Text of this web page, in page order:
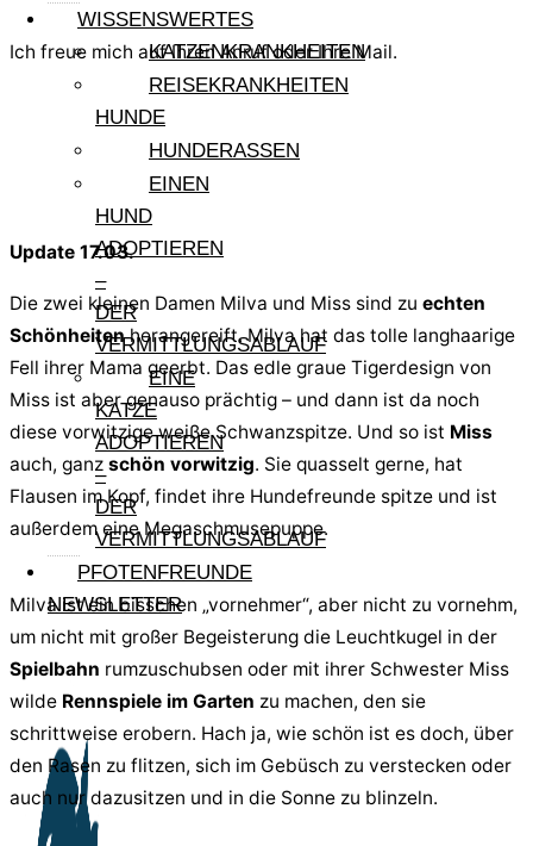
WISSENSWERTES
KATZENKRANKHEITEN
REISEKRANKHEITEN
HUNDE
HUNDERASSEN
EINEN
HUND
ADOPTIEREN
–
DER
VERMITTLUNGSABLAUF
EINE
KATZE
ADOPTIEREN
–
DER
VERMITTLUNGSABLAUF
PFOTENFREUNDE
NEWSLETTER
Ich freue mich auf Ihren Anruf oder Ihre Mail.
Update 17.03.
Die zwei kleinen Damen Milva und Miss sind zu echten
Schönheitenherangereift. Milva hat das tolle langhaarige
Fell ihrer Mama geerbt. Das edle graue Tigerdesign von
Miss ist aber genauso prächtig – und dann ist da noch
diese vorwitzige weiße Schwanzspitze. Und so ist Miss
auch, ganz schön vorwitzig. Sie quasselt gerne, hat
Flausen im Kopf, findet ihre Hundefreunde spitze und ist
außerdem eine Megaschmusepuppe.
Milva ist ein bisschen „vornehmer“, aber nicht zu vornehm,
um nicht mit großer Begeisterung die Leuchtkugel in der
Spielbahn rumzuschubsen oder mit ihrer Schwester Miss
wilde Rennspiele im Garten zu machen, den sie
schrittweise erobern. Hach ja, wie schön ist es doch, über
den Rasen zu flitzen, sich im Gebüsch zu verstecken oder
auch nur dazusitzen und in die Sonne zu blinzeln.